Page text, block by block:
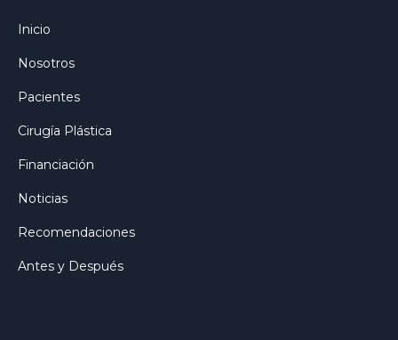
Inicio
Nosotros
Pacientes
Cirugía Plástica
Financiación
Noticias
Recomendaciones
Antes y Después